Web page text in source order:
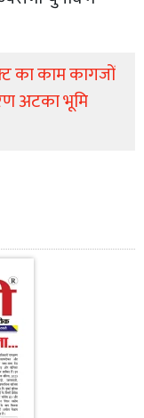
का काम कागजों
अटका भूमि